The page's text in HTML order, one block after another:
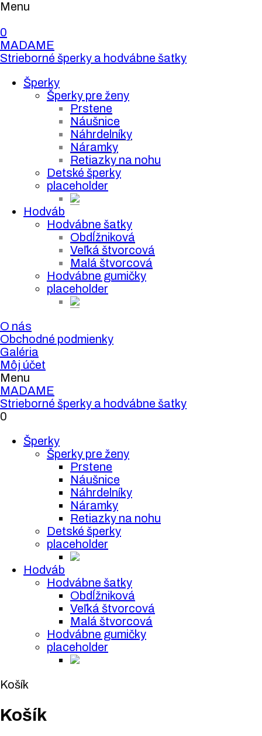
Menu
0
MADAME
Strieborné šperky a hodvábne šatky
Šperky
Šperky pre ženy
Prstene
Náušnice
Náhrdelníky
Náramky
Retiazky na nohu
Detské šperky
placeholder
Hodváb
Hodvábne šatky
Obdĺžniková
Veľká štvorcová
Malá štvorcová
Hodvábne gumičky
placeholder
O nás
Obchodné podmienky
Galéria
Môj účet
Menu
MADAME
Strieborné šperky a hodvábne šatky
0
Šperky
Šperky pre ženy
Prstene
Náušnice
Náhrdelníky
Náramky
Retiazky na nohu
Detské šperky
placeholder
Hodváb
Hodvábne šatky
Obdĺžniková
Veľká štvorcová
Malá štvorcová
Hodvábne gumičky
placeholder
Košík
Košík